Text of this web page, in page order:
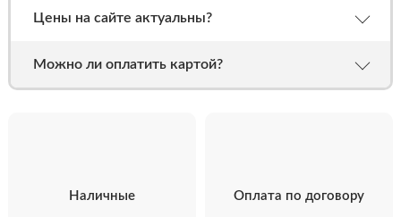
Наличные Оплата по договору
Цены на сайте актуальны?
Можно ли оплатить картой?